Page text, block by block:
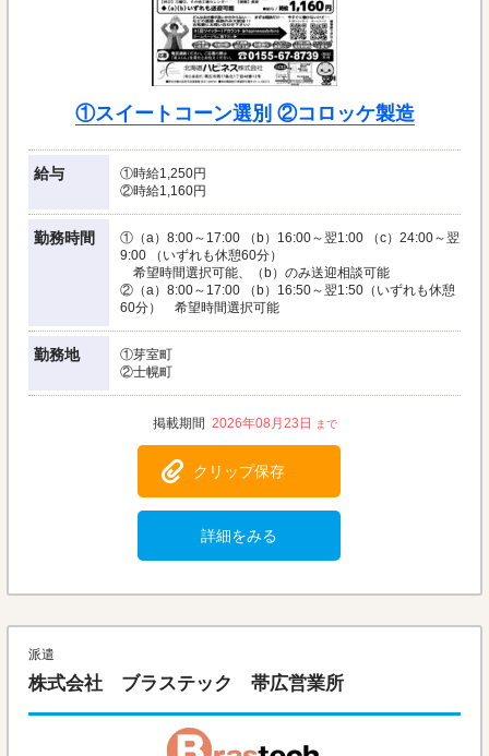
①スイートコーン選別 ②コロッケ製造
給与
①時給1,250円
②時給1,160円
勤務時間
①（a）8:00～17:00 （b）16:00～翌1:00 （c）24:00～翌
9:00 （いずれも休憩60分）
希望時間選択可能、（b）のみ送迎相談可能
②（a）8:00～17:00 （b）16:50～翌1:50（いずれも休憩
60分） 希望時間選択可能
勤務地
①芽室町
②士幌町
2026年08月23日
クリップ保存
詳細をみる
派遣
株式会社 ブラステック 帯広営業所